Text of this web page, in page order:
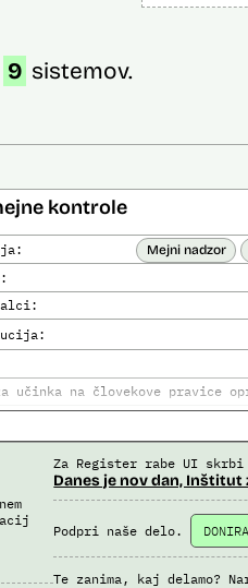
9 sistemov.
kontrole
Mejni nadzor
učinka na človekove pravice
učinka na osebne podatke
Za Register rabe UI skrbi
Danes je nov dan, Inštitut
Podpri naše delo.
Te zanima, kaj delamo?